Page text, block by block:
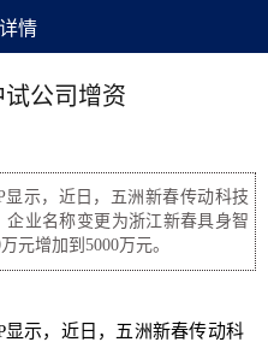
情
公司增资
示，近日，五洲新春传动科技
企业名称变更为浙江新春具身智
元增加到5000万元。
显示，近日，五洲新春传动科